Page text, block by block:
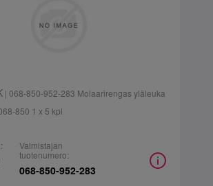
| 068-850-952-283 Molaarirengas yläleuka
850 1 x 5 kpl
Valmistajan
tuotenumero:
068-850-952-283